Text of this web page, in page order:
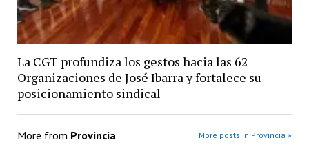
La CGT profundiza los gestos hacia las 62
Organizaciones de José Ibarra y fortalece su
posicionamiento sindical
More from Provincia More posts in Provincia »